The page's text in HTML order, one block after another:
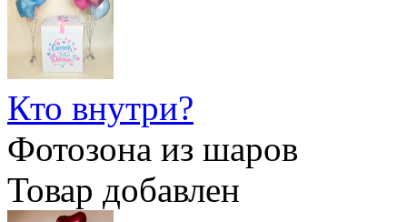
Кто внутри?
Фотозона из шаров
Товар добавлен